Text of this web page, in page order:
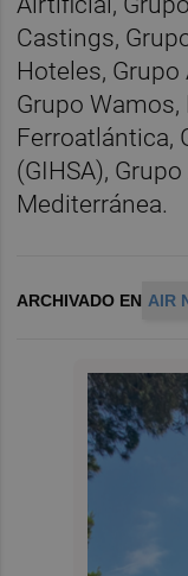
Castings,
Hoteles,
Grupo Wamos,
Ferroatlántica,
(GIHSA),
Mediterránea.
ARCHIVADO EN AIR